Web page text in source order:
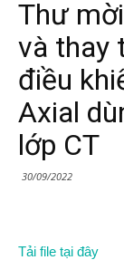
Thư
và thay
điều
Axial
lớp CT
30/09/2022
Tải file tại đây